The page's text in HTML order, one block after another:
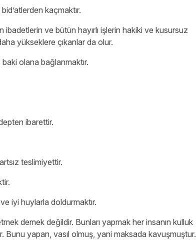
kaçmaktır.
ve bütün hayırlı işlerin hakiki ve kusursuz
yükseklere çıkanlar da olur.
olana bağlanmaktır.
ibarettir.
teslimiyettir.
iyi huylarla doldurmaktır.
demek değildir. Bunları yapmak her insanın kulluk
Bunu yapan, vasıl olmuş, yani maksada kavuşmuştur.